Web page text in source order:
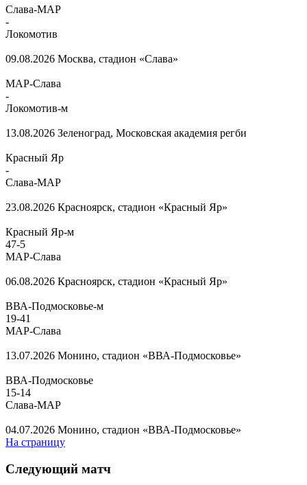
Слава-МАР
-
Локомотив
09.08.2026 Москва, стадион «Слава»
МАР-Слава
-
Локомотив-м
13.08.2026 Зеленоград, Московская академия регби
Красный Яр
-
Слава-МАР
23.08.2026 Красноярск, стадион «Красный Яр»
Красный Яр-м
47-5
МАР-Слава
06.08.2026 Красноярск, стадион «Красный Яр»
ВВА-Подмосковье-м
19-41
МАР-Слава
13.07.2026 Монино, стадион «ВВА-Подмосковье»
ВВА-Подмосковье
15-14
Слава-МАР
04.07.2026 Монино, стадион «ВВА-Подмосковье»
На страницу
Следующий матч